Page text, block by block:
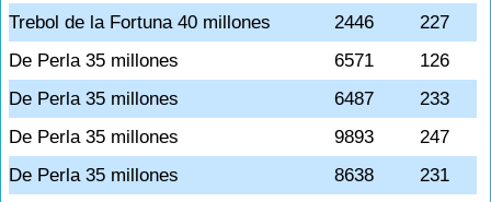
Trebol de la Fortuna 40 millones
2446
227
De Perla 35 millones
6571
126
De Perla 35 millones
6487
233
De Perla 35 millones
9893
247
De Perla 35 millones
8638
231